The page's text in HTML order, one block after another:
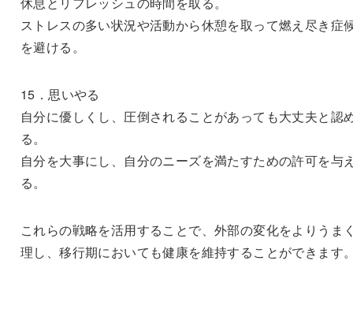
ストレスの多い状況や活動から休憩を取って燃え尽き症
を避ける。
15．思いやる
自分に優しくし、圧倒されることがあっても大丈夫と認
る。
自分を大事にし、自分のニーズを満たすための許可を与
る。
これらの戦略を活用することで、外部の変化をよりうま
理し、移行期においても健康を維持することができます